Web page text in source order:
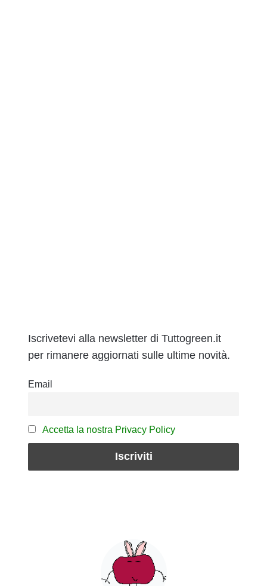
Iscrivetevi alla newsletter di Tuttogreen.it
per rimanere aggiornati sulle ultime novità.
Email
Accetta la nostra Privacy Policy